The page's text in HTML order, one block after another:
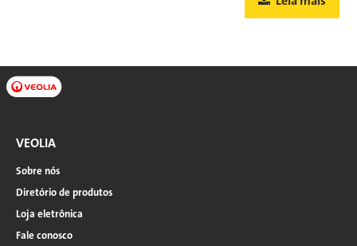
VEOLIA
Sobre nós
Diretório de produtos
Loja eletrônica
Fale conosco